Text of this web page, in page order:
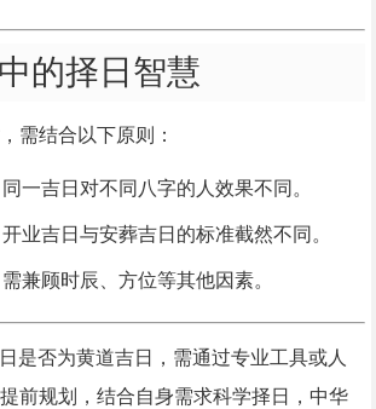
的择日智慧
需结合以下原则：
一吉日对不同八字的人效果不同。
业吉日与安葬吉日的标准截然不同。
需兼顾时辰、方位等其他因素。
是否为黄道吉日，需通过专业工具或人
前规划，结合自身需求科学择日，中华